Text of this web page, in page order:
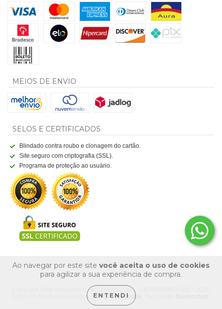
Ao navegar por este site você aceita o uso de cookies
para agilizar a sua experiência de compra.
ENTENDI
MEIOS DE ENVIO
SELOS E CERTIFICADOS
Blindado contra roubo e clonagem do cartão.
Site seguro com criptografia (SSL).
Programa de proteção ao usuário.
Copyright Zaffa Máquinas e Ferramentas Ltda. - 00200069000169 - 2026.
Todos os direitos reservados. Criação Art Vostok